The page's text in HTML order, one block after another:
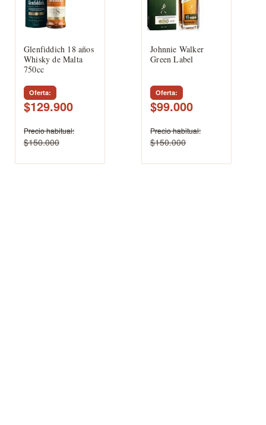
Glenfiddich 18 años
Whisky de Malta
750cc
Oferta
$129.900
Precio habitual
$150.000
Johnnie Walker
Green Label
Oferta
$99.000
Precio habitual
$150.000